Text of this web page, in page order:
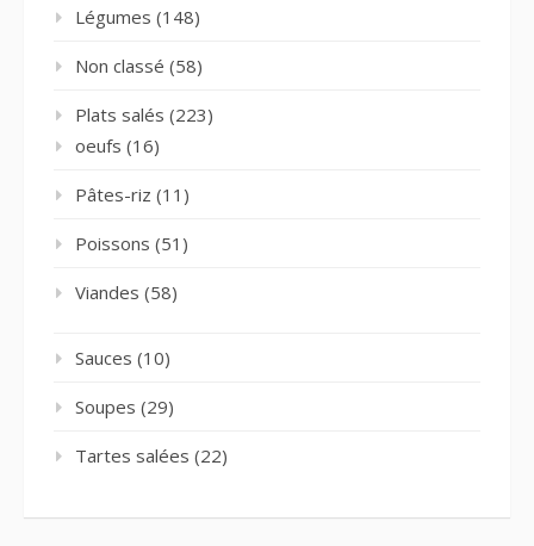
Légumes (148)
Non classé (58)
Plats salés (223)
oeufs (16)
Pâtes-riz (11)
Poissons (51)
Viandes (58)
Sauces (10)
Soupes (29)
Tartes salées (22)